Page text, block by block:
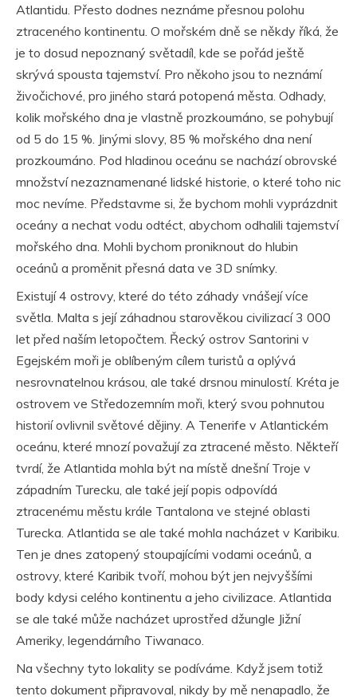
Atlantidu. Přesto dodnes neznáme přesnou polohu
ztraceného kontinentu. O mořském dně se někdy říká, že
je to dosud nepoznaný světadíl, kde se pořád ještě
skrývá spousta tajemství. Pro někoho jsou to neznámí
živočichové, pro jiného stará potopená města. Odhady,
kolik mořského dna je vlastně prozkoumáno, se pohybují
od 5 do 15 %. Jinými slovy, 85 % mořského dna není
prozkoumáno. Pod hladinou oceánu se nachází obrovské
množství nezaznamenané lidské historie, o které toho nic
moc nevíme. Představme si, že bychom mohli vyprázdnit
oceány a nechat vodu odtéct, abychom odhalili tajemství
mořského dna. Mohli bychom proniknout do hlubin
oceánů a proměnit přesná data ve 3D snímky.
Existují 4 ostrovy, které do této záhady vnášejí více
světla. Malta s její záhadnou starověkou civilizací 3 000
let před naším letopočtem. Řecký ostrov Santorini v
Egejském moři je oblíbeným cílem turistů a oplývá
nesrovnatelnou krásou, ale také drsnou minulostí. Kréta je
ostrovem ve Středozemním moři, který svou pohnutou
historií ovlivnil světové dějiny. A Tenerife v Atlantickém
oceánu, které mnozí považují za ztracené město. Někteří
tvrdí, že Atlantida mohla být na místě dnešní Troje v
západním Turecku, ale také její popis odpovídá
ztracenému městu krále Tantalona ve stejné oblasti
Turecka. Atlantida se ale také mohla nacházet v Karibiku.
Ten je dnes zatopený stoupajícími vodami oceánů, a
ostrovy, které Karibik tvoří, mohou být jen nejvyššími
body kdysi celého kontinentu a jeho civilizace. Atlantida
se ale také může nacházet uprostřed džungle Jižní
Ameriky, legendárního Tiwanaco.
Na všechny tyto lokality se podíváme. Když jsem totiž
tento dokument připravoval, nikdy by mě nenapadlo, že